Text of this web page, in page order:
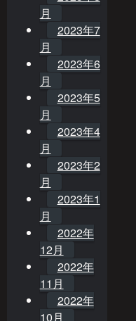
月
2023年7
月
2023年6
月
2023年5
月
2023年4
月
2023年2
月
2023年1
月
2022年
12月
2022年
11月
2022年
10月